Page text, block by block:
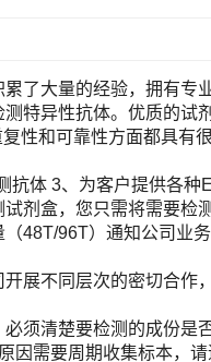
了大量的经验，拥有
特异性抗体。优质的
性和可靠性方面都具有很
体 3、为客户提供各种
剂盒，您只需将需要
48T/96T）通知公司业
展不同层次的密切合作
须清楚要检测的成份
因需要周期收集标本，